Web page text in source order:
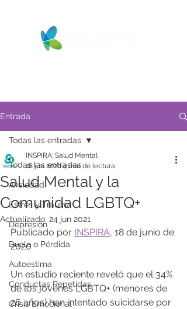
Entrada
Todas las entradas
Ansiedad
Estrés y Trauma
Depresión
Duelo o Pérdida
Autoestima
Conductas Repetidas
Crisis Emocional
Todas las entradas
Salud Mental y la
Comunidad LGBTQ+
INSPIRA: Salud Mental
18 jun 20204 min de lectura
Actualizado: 24 jun 2021
Publicado por INSPIRA, 18 de junio de
2020
Un estudio reciente reveló que el 34%
de los jóvenes LGBTQ+ (menores de
26 años) han intentado suicidarse por